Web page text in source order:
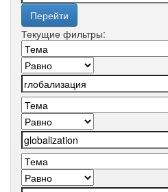
Текущие фильтры: